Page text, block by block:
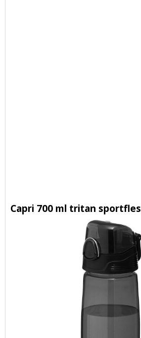
Capri 700 ml tritan sportfles